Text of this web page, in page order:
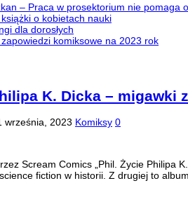
– Praca w prosektorium nie pomaga
o kobietach nauki
dla dorosłych
komiksowe na 2023 rok
K. Dicka – migawki
września, 2023 Komiksy 0
Scream Comics „Phil. Życie Philipa
fiction w historii. Z drugiej to